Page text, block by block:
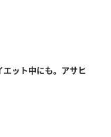
ット中にも。アサヒ